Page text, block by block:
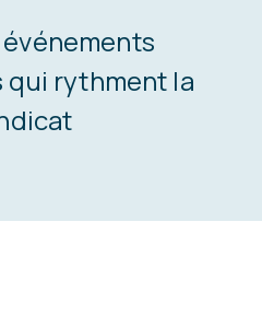
qui rythment la